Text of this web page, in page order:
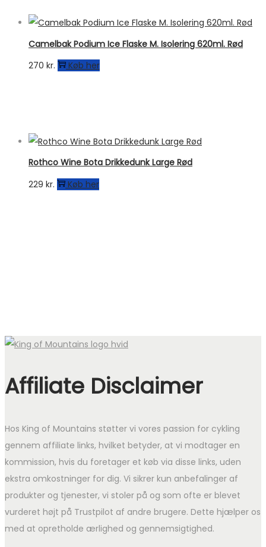
Camelbak Podium Ice Flaske M. Isolering 620ml. Rød
270 kr. Køb her
Rothco Wine Bota Drikkedunk Large Rød
229 kr. Køb her
Affiliate Disclaimer
Hos King of Mountains støtter vi vores passion for cykling
gennem affiliate links, hvilket betyder, at vi modtager en
kommission, hvis du foretager et køb via disse links, uden
ekstra omkostninger for dig. Vi sikrer kun anbefalinger af
produkter og tjenester, vi stoler på og som ofte er blevet
vurderet højt på Trustpilot af andre brugere. Dette hjælper os
med at opretholde ærlighed og gennemsigtighed.